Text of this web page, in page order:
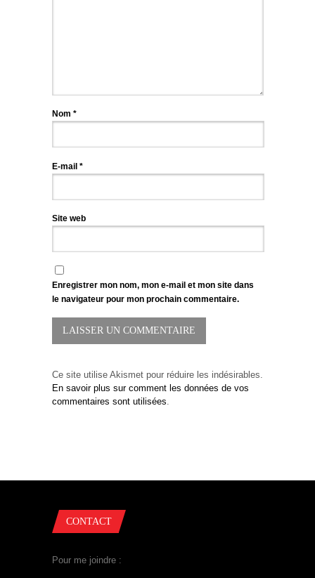
Nom *
E-mail *
Site web
Enregistrer mon nom, mon e-mail et mon site dans
le navigateur pour mon prochain commentaire.
Ce site utilise Akismet pour réduire les indésirables.
En savoir plus sur comment les données de vos
commentaires sont utilisées.
CONTACT
Pour me joindre :